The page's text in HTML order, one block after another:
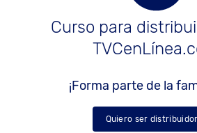
Curso para
¡Forma parte de la
Quiero ser distribuidor